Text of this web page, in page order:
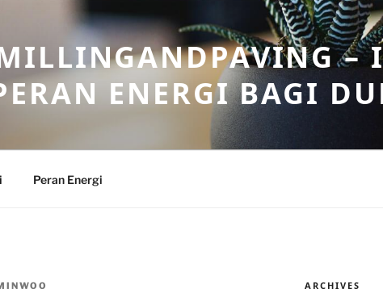
–
ENERGI BAGI
Peran Energi
ARCHIVES